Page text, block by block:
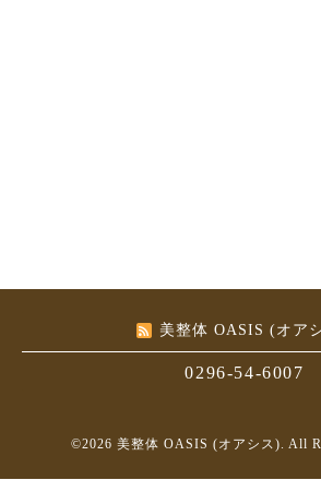
美整体 OASIS (オア
0296-54-6007
©2026 美整体 OASIS (オアシス). All